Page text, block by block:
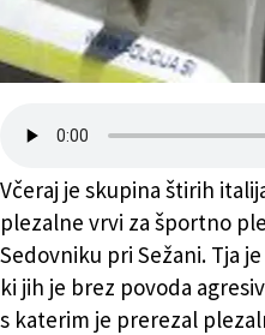
Včeraj je skupina štirih
plezalne vrvi za športno
Sedovniku pri Sežani. Tja
ki jih je brez povoda
s katerim je prerezal